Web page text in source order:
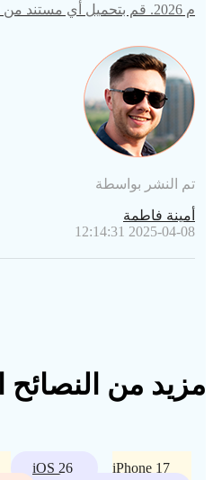
م 2026. قم بتحميل أي مستند من StuDocu فورًا.
تم النشر بواسطة
أمينة فاطمة
2025-04-08 12:14:31
مزيد من النصائح
iOS 26 iPhone 17